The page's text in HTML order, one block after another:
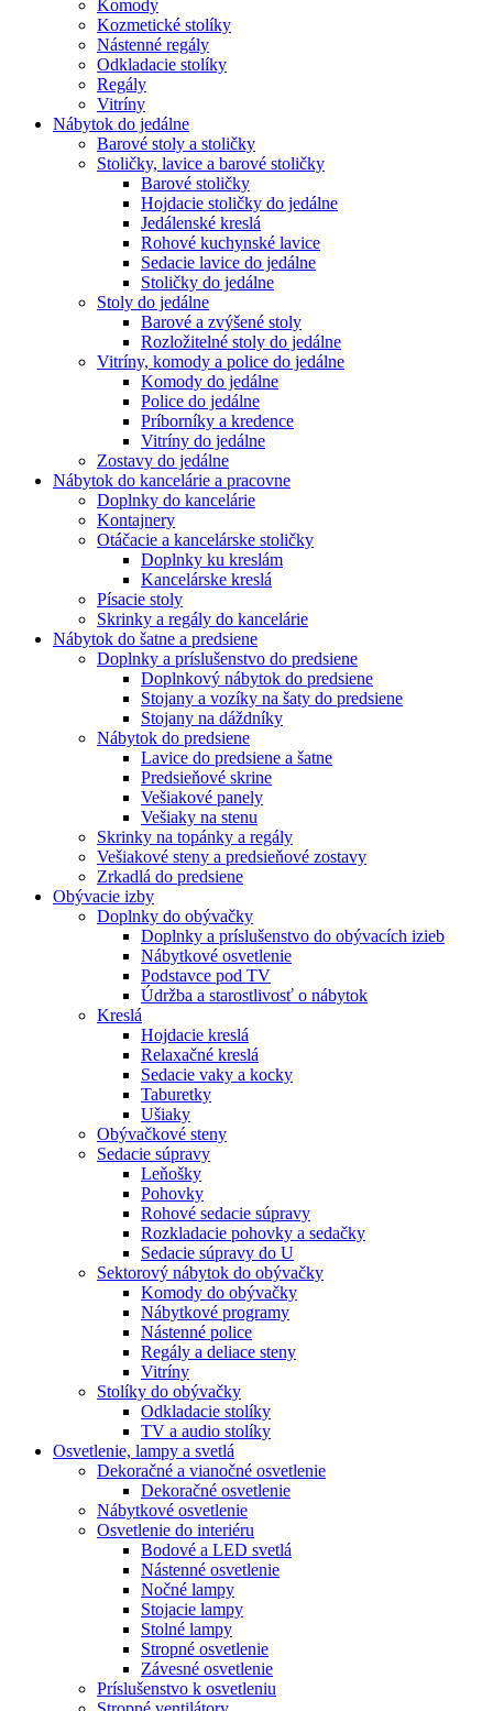
Komody
Kozmetické stolíky
Nástenné regály
Odkladacie stolíky
Regály
Vitríny
Nábytok do jedálne
Barové stoly a stoličky
Stoličky, lavice a barové stoličky
Barové stoličky
Hojdacie stoličky do jedálne
Jedálenské kreslá
Rohové kuchynské lavice
Sedacie lavice do jedálne
Stoličky do jedálne
Stoly do jedálne
Barové a zvýšené stoly
Rozložitelné stoly do jedálne
Vitríny, komody a police do jedálne
Komody do jedálne
Police do jedálne
Príborníky a kredence
Vitríny do jedálne
Zostavy do jedálne
Nábytok do kancelárie a pracovne
Doplnky do kancelárie
Kontajnery
Otáčacie a kancelárske stoličky
Doplnky ku kreslám
Kancelárske kreslá
Písacie stoly
Skrinky a regály do kancelárie
Nábytok do šatne a predsiene
Doplnky a príslušenstvo do predsiene
Doplnkový nábytok do predsiene
Stojany a vozíky na šaty do predsiene
Stojany na dáždníky
Nábytok do predsiene
Lavice do predsiene a šatne
Predsieňové skrine
Vešiakové panely
Vešiaky na stenu
Skrinky na topánky a regály
Vešiakové steny a predsieňové zostavy
Zrkadlá do predsiene
Obývacie izby
Doplnky do obývačky
Doplnky a príslušenstvo do obývacích izieb
Nábytkové osvetlenie
Podstavce pod TV
Údržba a starostlivosť o nábytok
Kreslá
Hojdacie kreslá
Relaxačné kreslá
Sedacie vaky a kocky
Taburetky
Ušiaky
Obývačkové steny
Sedacie súpravy
Leňošky
Pohovky
Rohové sedacie súpravy
Rozkladacie pohovky a sedačky
Sedacie súpravy do U
Sektorový nábytok do obývačky
Komody do obývačky
Nábytkové programy
Nástenné police
Regály a deliace steny
Vitríny
Stolíky do obývačky
Odkladacie stolíky
TV a audio stolíky
Osvetlenie, lampy a svetlá
Dekoračné a vianočné osvetlenie
Dekoračné osvetlenie
Nábytkové osvetlenie
Osvetlenie do interiéru
Bodové a LED svetlá
Nástenné osvetlenie
Nočné lampy
Stojacie lampy
Stolné lampy
Stropné osvetlenie
Závesné osvetlenie
Príslušenstvo k osvetleniu